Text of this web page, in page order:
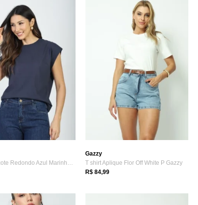
T shirt Decote Redondo Azul Marinho G Gazzy
Gazzy
T shirt Aplique Flor Off White P Gazzy
R$ 84,99